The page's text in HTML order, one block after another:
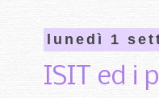
lunedì 1
ISIT ed i